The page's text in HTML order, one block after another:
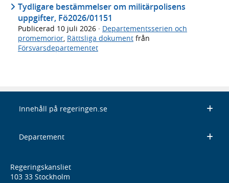
Tydligare bestämmelser om militärpolisens
uppgifter, Fö2026/01151
Publicerad 10 juli 2026 · Departementsserien och
promemorior Rättsliga dokument från
Försvarsdepartementet
Innehåll på regeringen.se
Departement
Regeringskansliet
103 33 Stockholm